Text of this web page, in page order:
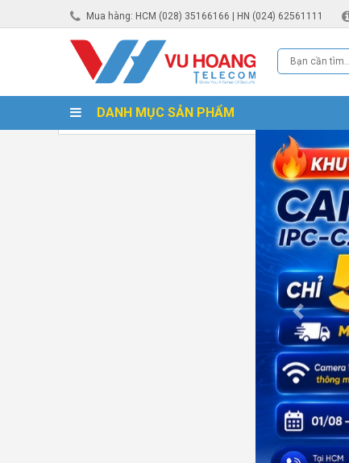
Mua hàng: HCM (028) 35166166 | HN (024) 62561111
DANH MỤC SẢN PHẨM
Previous